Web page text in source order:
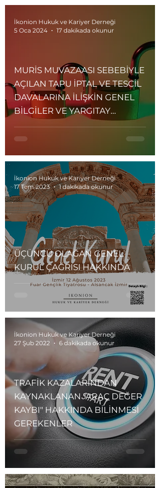
MURİS MUVAZAASI SEBEBİYLE
AÇILAN TAPU İPTAL VE TESCİL
DAVALARINA İLİŞKİN GENEL
BİLGİLER VE YARGITAY
KARARLARI IŞIĞINDA ÖNEMLİ
HUSUSLAR
İkonion Hukuk ve Kariyer Derneği
5 Oca 2024
17 dakikada okunur
ÜÇÜNCÜ OLAĞAN GENEL
KURUL ÇAĞRISI HAKKINDA
İkonion Hukuk ve Kariyer Derneği
17 Tem 2023
1 dakikada okunur
TRAFİK KAZALARINDAN
KAYNAKLANAN "ARAÇ DEĞER
KAYBI" HAKKINDA BİLİNMESİ
GEREKENLER
İkonion Hukuk ve Kariyer Derneği
27 Şub 2022
6 dakikada okunur